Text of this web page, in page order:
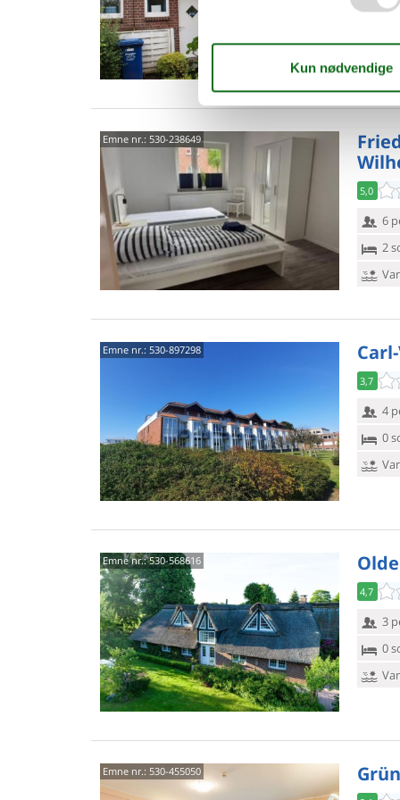
2
Emne nr.: 530-238649
5,0
6
2
Emne nr.: 530-897298
3,7
4
0
Emne nr.:530-568616
4,7
3
0
Emne nr.: 530-455050